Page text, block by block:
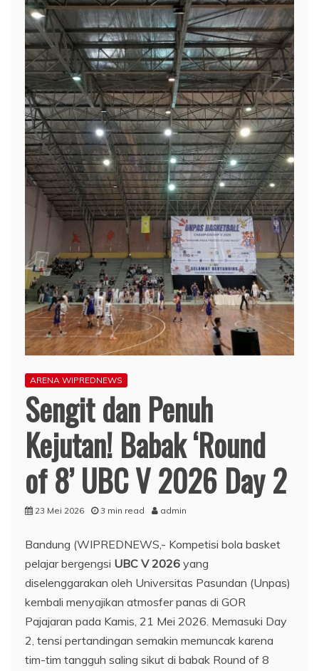
ARENA WIPREDNEWS
Sengit dan Penuh
Kejutan! Babak ‘Round
of 8’ UBC V 2026 Day 2
23 Mei 2026 3 min read admin
Bandung (WIPREDNEWS,- Kompetisi bola basket
pelajar bergengsi UBC V 2026 yang
diselenggarakan oleh Universitas Pasundan (Unpas)
kembali menyajikan atmosfer panas di GOR
Pajajaran pada Kamis, 21 Mei 2026. Memasuki Day
2, tensi pertandingan semakin memuncak karena
tim-tim tangguh saling sikut di babak Round of 8